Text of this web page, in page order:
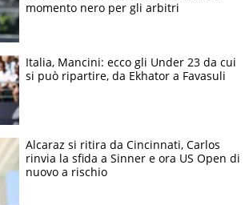
momento nero per gli arbitri
Italia, Mancini: ecco gli Under 23 da cui
si può ripartire, da Ekhator a Favasuli
Alcaraz si ritira da Cincinnati, Carlos
rinvia la sfida a Sinner e ora US Open di
nuovo a rischio